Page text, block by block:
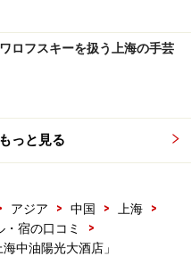
ロフスキーを扱う上海の手芸
っと見る
アジア > 中国 > 上海
>
・宿の口コミ
>
中油陽光大酒店」